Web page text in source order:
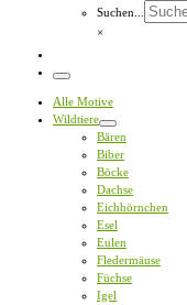
Suchen...
×
Menü
Alle Motive
Wildtiere
Bären
Biber
Böcke
Dachse
Eichhörnchen
Esel
Eulen
Fledermäuse
Füchse
Igel